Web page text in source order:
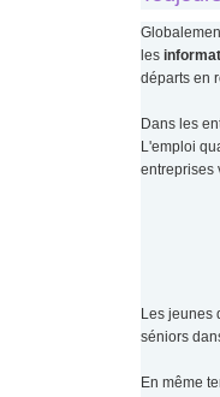
les
départs en
Dans les
L'emploi
entreprises
Les jeunes
séniors
En même